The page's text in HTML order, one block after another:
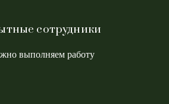
сотрудники
выполняем работу